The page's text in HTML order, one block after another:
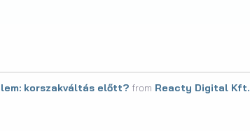
korszakváltás előtt? from Reacty Digital Kft.